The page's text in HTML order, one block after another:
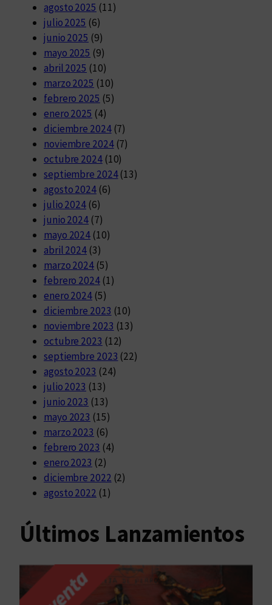
agosto 2025 (11)
julio 2025 (6)
junio 2025 (9)
mayo 2025 (9)
abril 2025 (10)
marzo 2025 (10)
febrero 2025 (5)
enero 2025 (4)
diciembre 2024(7)
noviembre 2024(7)
octubre 2024(10)
septiembre 2024(13)
agosto 2024(6)
julio 2024 (6)
junio 2024 (7)
mayo 2024 (10)
abril 2024 (3)
marzo 2024 (5)
febrero 2024(1)
enero 2024 (5)
diciembre 2023 (10)
noviembre 2023 (13)
octubre 2023 (12)
septiembre 2023 (22)
agosto 2023 (24)
julio 2023 (13)
junio 2023 (13)
mayo 2023 (15)
marzo 2023 (6)
febrero 2023 (4)
enero 2023 (2)
diciembre 2022 (2)
agosto 2022 (1)
Últimos Lanzamientos